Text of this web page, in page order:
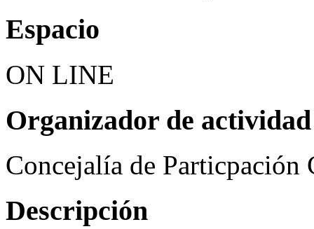
Espacio
ON LINE
Organizador de actividad
Concejalía de Particpación
Descripción